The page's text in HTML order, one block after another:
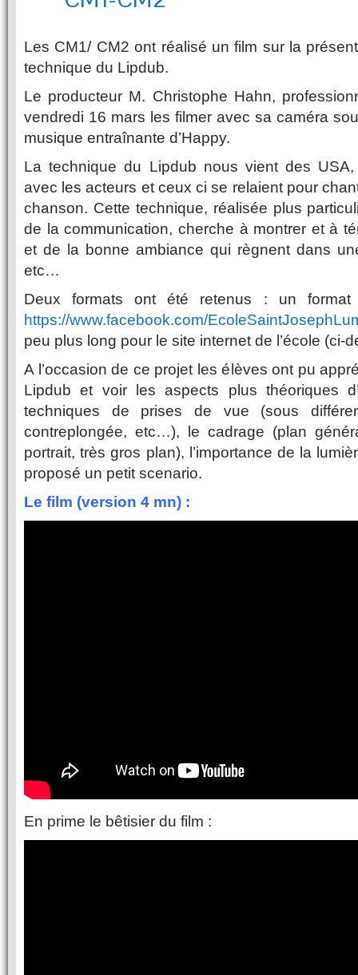
Les CM1/ CM2 ont réalisé un film sur la
technique du Lipdub.
Le producteur M. Christophe Hahn,
vendredi 16 mars les filmer avec sa caméra
musique entraînante d’Happy.
La technique du Lipdub nous vient des
avec les acteurs et ceux ci se relaient pour
chanson. Cette technique, réalisée plus
de la communication, cherche à montrer et à
et de la bonne ambiance qui règnent dans
etc…
Deux formats ont été retenus : un format
https://www.facebook.com/
peu plus long pour le site internet de l’école (ci-
A l’occasion de ce projet les élèves ont pu
Lipdub et voir les aspects plus théoriques
techniques de prises de vue (sous
contreplongée, etc…), le cadrage (plan
portrait, très gros plan), l’importance de la
proposé un petit scenario.
Le film (version 4 mn) :
En prime le bêtisier du film :